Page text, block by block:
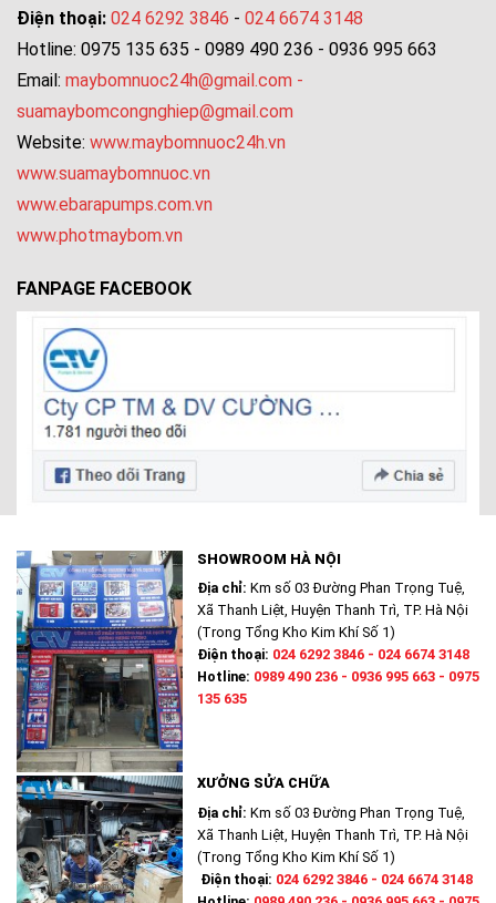
Điện thoại: 024 6292 3846 - 024 6674 3148
Hotline: 0975 135 635 - 0989 490 236 - 0936 995 663
Email: maybomnuoc24h@gmail.com -
suamaybomcongnghiep@gmail.com
Website: www.maybomnuoc24h.vn
www.suamaybomnuoc.vn
www.ebarapumps.com.vn
www.photmaybom.vn
FANPAGE FACEBOOK
SHOWROOM HÀ NỘI
Địa chỉ: Km số 03 Đường Phan Trọng Tuệ,
Xã Thanh Liệt, Huyện Thanh Trì, TP. Hà Nội
(Trong Tổng Kho Kim Khí Số 1)
Điện thoại: 024 6292 3846 - 024 6674 3148
Hotline: 0989 490 236 - 0936 995 663 - 0975
135 635
XƯỞNG SỬA CHỮA
Địa chỉ: Km số 03 Đường Phan Trọng Tuệ,
Xã Thanh Liệt, Huyện Thanh Trì, TP. Hà Nội
(Trong Tổng Kho Kim Khí Số 1)
Điện thoại: 024 6292 3846 - 024 6674 3148